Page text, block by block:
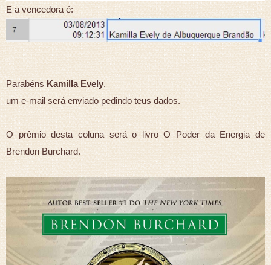
E a vencedora é:
ParabénsKamilla Evely.
um e-mail será enviado pedindo teus dados.
O prêmio desta coluna será o livro O Poder da Energia de
Brendon Burchard.